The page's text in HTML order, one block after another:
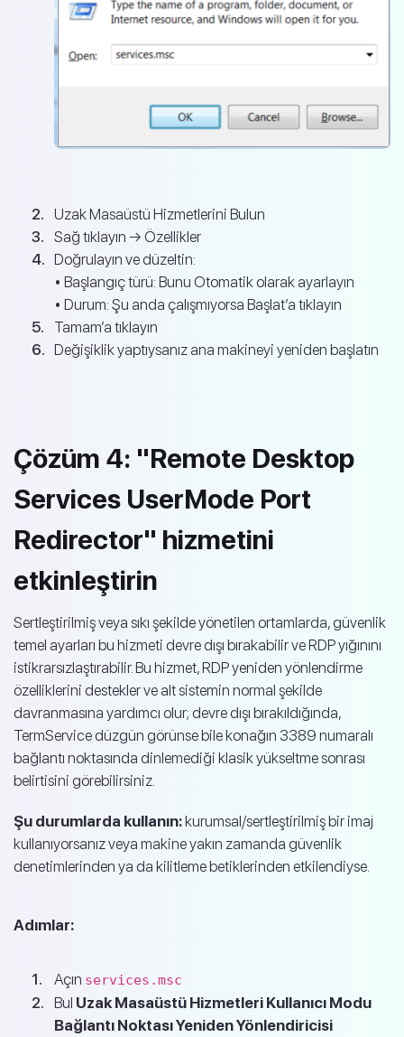
Uzak Masaüstü Hizmetlerini Bulun
Sağ tıklayın → Özellikler
Doğrulayın ve düzeltin:
• Başlangıç türü: Bunu Otomatik olarak ayarlayın
• Durum: Şu anda çalışmıyorsa Başlat’a tıklayın
Tamam’a tıklayın
Değişiklik yaptıysanız ana makineyi yeniden başlatın
Çözüm 4: "Remote Desktop
Services UserMode Port
Redirector" hizmetini
etkinleştirin
Sertleştirilmiş veya sıkı şekilde yönetilen ortamlarda, güvenlik
temel ayarları bu hizmeti devre dışı bırakabilir ve RDP yığınını
istikrarsızlaştırabilir. Bu hizmet, RDP yeniden yönlendirme
özelliklerini destekler ve alt sistemin normal şekilde
davranmasına yardımcı olur; devre dışı bırakıldığında,
TermService düzgün görünse bile konağın 3389 numaralı
bağlantı noktasında dinlemediği klasik yükseltme sonrası
belirtisini görebilirsiniz.
Şu durumlarda kullanın:kurumsal/sertleştirilmiş bir imaj
kullanıyorsanız veya makine yakın zamanda güvenlik
denetimlerinden ya da kilitleme betiklerinden etkilendiyse.
Adımlar:
Açın services.msc
Bul Uzak Masaüstü Hizmetleri Kullanıcı Modu
Bağlantı Noktası Yeniden Yönlendiricisi